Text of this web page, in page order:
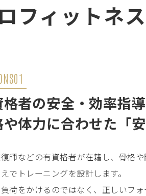
フィットネ
者の安全・効率指導
や体力に合わせた「
師などの有資格者が在籍し、骨格
でトレーニングを設計します。
荷をかけるのではなく、正しいフォ